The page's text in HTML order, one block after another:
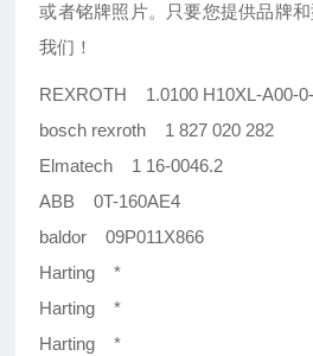
或者铭牌照片。只要您提供品牌
我们！
REXROTH 1.0100 H10XL-A00-
bosch rexroth 1 827 020 282
Elmatech 1 16-0046.2
ABB 0T-160AE4
baldor 09P011X866
Harting *
Harting *
Harting *